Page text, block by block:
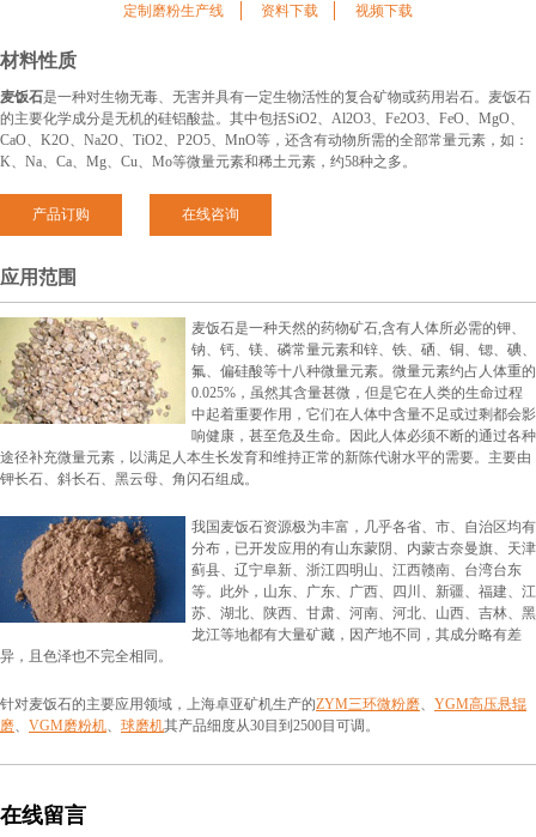
定制磨粉生产线 资料下载 视频下载
材料性质
麦饭石是一种对生物无毒、无害并具有一定生物活性的复合矿物或药用岩石。麦饭石
的主要化学成分是无机的硅铝酸盐。其中包括SiO2、Al2O3、Fe2O3、FeO、MgO、
CaO、K2O、Na2O、TiO2、P2O5、MnO等，还含有动物所需的全部常量元素，如：
K、Na、Ca、Mg、Cu、Mo等微量元素和稀土元素，约58种之多。
产品订购 在线咨询
应用范围
麦饭石是一种天然的药物矿石,含有人体所必需的钾、
钠、钙、镁、磷常量元素和锌、铁、硒、铜、锶、碘、
氟、偏硅酸等十八种微量元素。微量元素约占人体重的
0.025%，虽然其含量甚微，但是它在人类的生命过程
中起着重要作用，它们在人体中含量不足或过剩都会影
响健康，甚至危及生命。因此人体必须不断的通过各种
途径补充微量元素，以满足人本生长发育和维持正常的新陈代谢水平的需要。主要由
钾长石、斜长石、黑云母、角闪石组成。
我国麦饭石资源极为丰富，几乎各省、市、自治区均有
分布，已开发应用的有山东蒙阴、内蒙古奈曼旗、天津
蓟县、辽宁阜新、浙江四明山、江西赣南、台湾台东
等。此外，山东、广东、广西、四川、新疆、福建、江
苏、湖北、陕西、甘肃、河南、河北、山西、吉林、黑
龙江等地都有大量矿藏，因产地不同，其成分略有差
异，且色泽也不完全相同。
针对麦饭石的主要应用领域，上海卓亚矿机生产的ZYM三环微粉磨、 YGM高压悬辊
磨、 VGM磨粉机、 球磨机其产品细度从30目到2500目可调。